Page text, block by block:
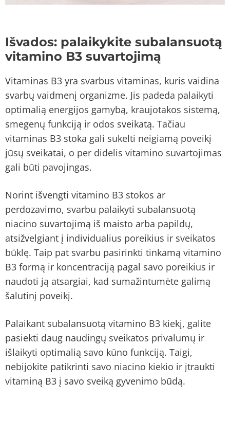
Išvados: palaikykite subalansuotą
vitamino B3 suvartojimą
Vitaminas B3 yra svarbus vitaminas, kuris vaidina
svarbų vaidmenį organizme. Jis padeda palaikyti
optimalią energijos gamybą, kraujotakos sistemą,
smegenų funkciją ir odos sveikatą. Tačiau
vitaminas B3 stoka gali sukelti neigiamą poveikį
jūsų sveikatai, o per didelis vitamino suvartojimas
gali būti pavojingas.
Norint išvengti vitamino B3 stokos ar
perdozavimo, svarbu palaikyti subalansuotą
niacino suvartojimą iš maisto arba papildų,
atsižvelgiant į individualius poreikius ir sveikatos
būklę. Taip pat svarbu pasirinkti tinkamą vitamino
B3 formą ir koncentraciją pagal savo poreikius ir
naudoti ją atsargiai, kad sumažintumėte galimą
šalutinį poveikį.
Palaikant subalansuotą vitamino B3 kiekį, galite
pasiekti daug naudingų sveikatos privalumų ir
išlaikyti optimalią savo kūno funkciją. Taigi,
nebijokite patikrinti savo niacino kiekio ir įtraukti
vitaminą B3 į savo sveiką gyvenimo būdą.